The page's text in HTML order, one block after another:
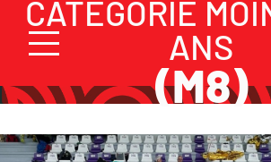
CATÉGORIE
ANS
(M8)